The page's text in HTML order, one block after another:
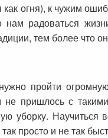
огня), к чужим
радоваться
тем более что
пройти
не пришлось с
уборку. Научиться
просто и не так